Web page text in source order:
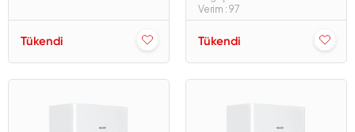
Tükendi
Verim : 97
Tükendi